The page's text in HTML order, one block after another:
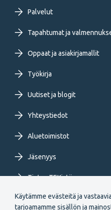
Käytämme evästeitä ja
tarjoamamme sisällön ja
Footer
primary
menu
FI
Palvelut
Tapahtumat ja
Oppaat ja asiakirjamallit
Työkirja
Uutiset ja blogit
Yhteystiedot
Aluetoimistot
Jäsenyys
Tietoa TEKistä
Extranet